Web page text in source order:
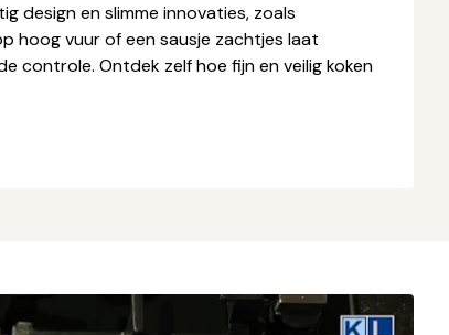
design en slimme innovaties, zoals
hoog vuur of een sausje zachtjes laat
controle. Ontdek zelf hoe fijn en veilig koken